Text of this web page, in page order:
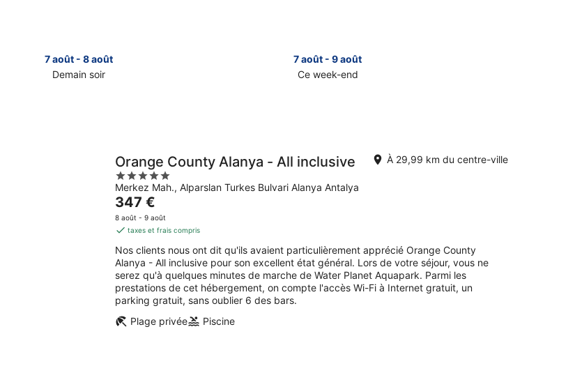
7 août - 8 août
Demain soir
7 août - 9 août
Ce week-end
pour
ce
week-
9
août
pour
-
16
août
Orange County Alanya - All inclusive
5
out
of
5
Merkez Mah., Alparslan Turkes Bulvari Alanya Antalya
À 29,99 km du centre-ville
Le
prix
est
347 €
par
nuit
347 €
8 août - 9 août
taxes et frais compris
Nos clients nous ont dit qu'ils avaient particulièrement apprécié Orange County
Alanya - All inclusive pour son excellent état général. Lors de votre séjour, vous ne
serez qu'à quelques minutes de marche de Water Planet Aquapark. Parmi les
prestations de cet hébergement, on compte l'accès Wi-Fi à Internet gratuit, un
parking gratuit, sans oublier 6 des bars.
Plage privée
Piscine